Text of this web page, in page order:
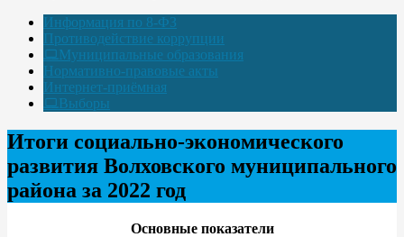
Информация по 8-ФЗ
Противодействие коррупции
Муниципальные образования
Нормативно-правовые акты
Интернет-приёмная
Выборы
Итоги социально-экономического
развития Волховского муниципального
района за 2022 год
Основные показатели